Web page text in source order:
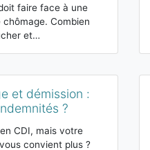
faire face à une
chômage. Combien
et…
et démission :
?
CDI, mais votre
convient plus ?